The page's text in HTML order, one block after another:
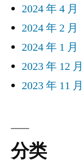
2024 年 4 月
2024 年 2 月
2024 年 1 月
2023 年 12 月
2023 年 11 月
分类